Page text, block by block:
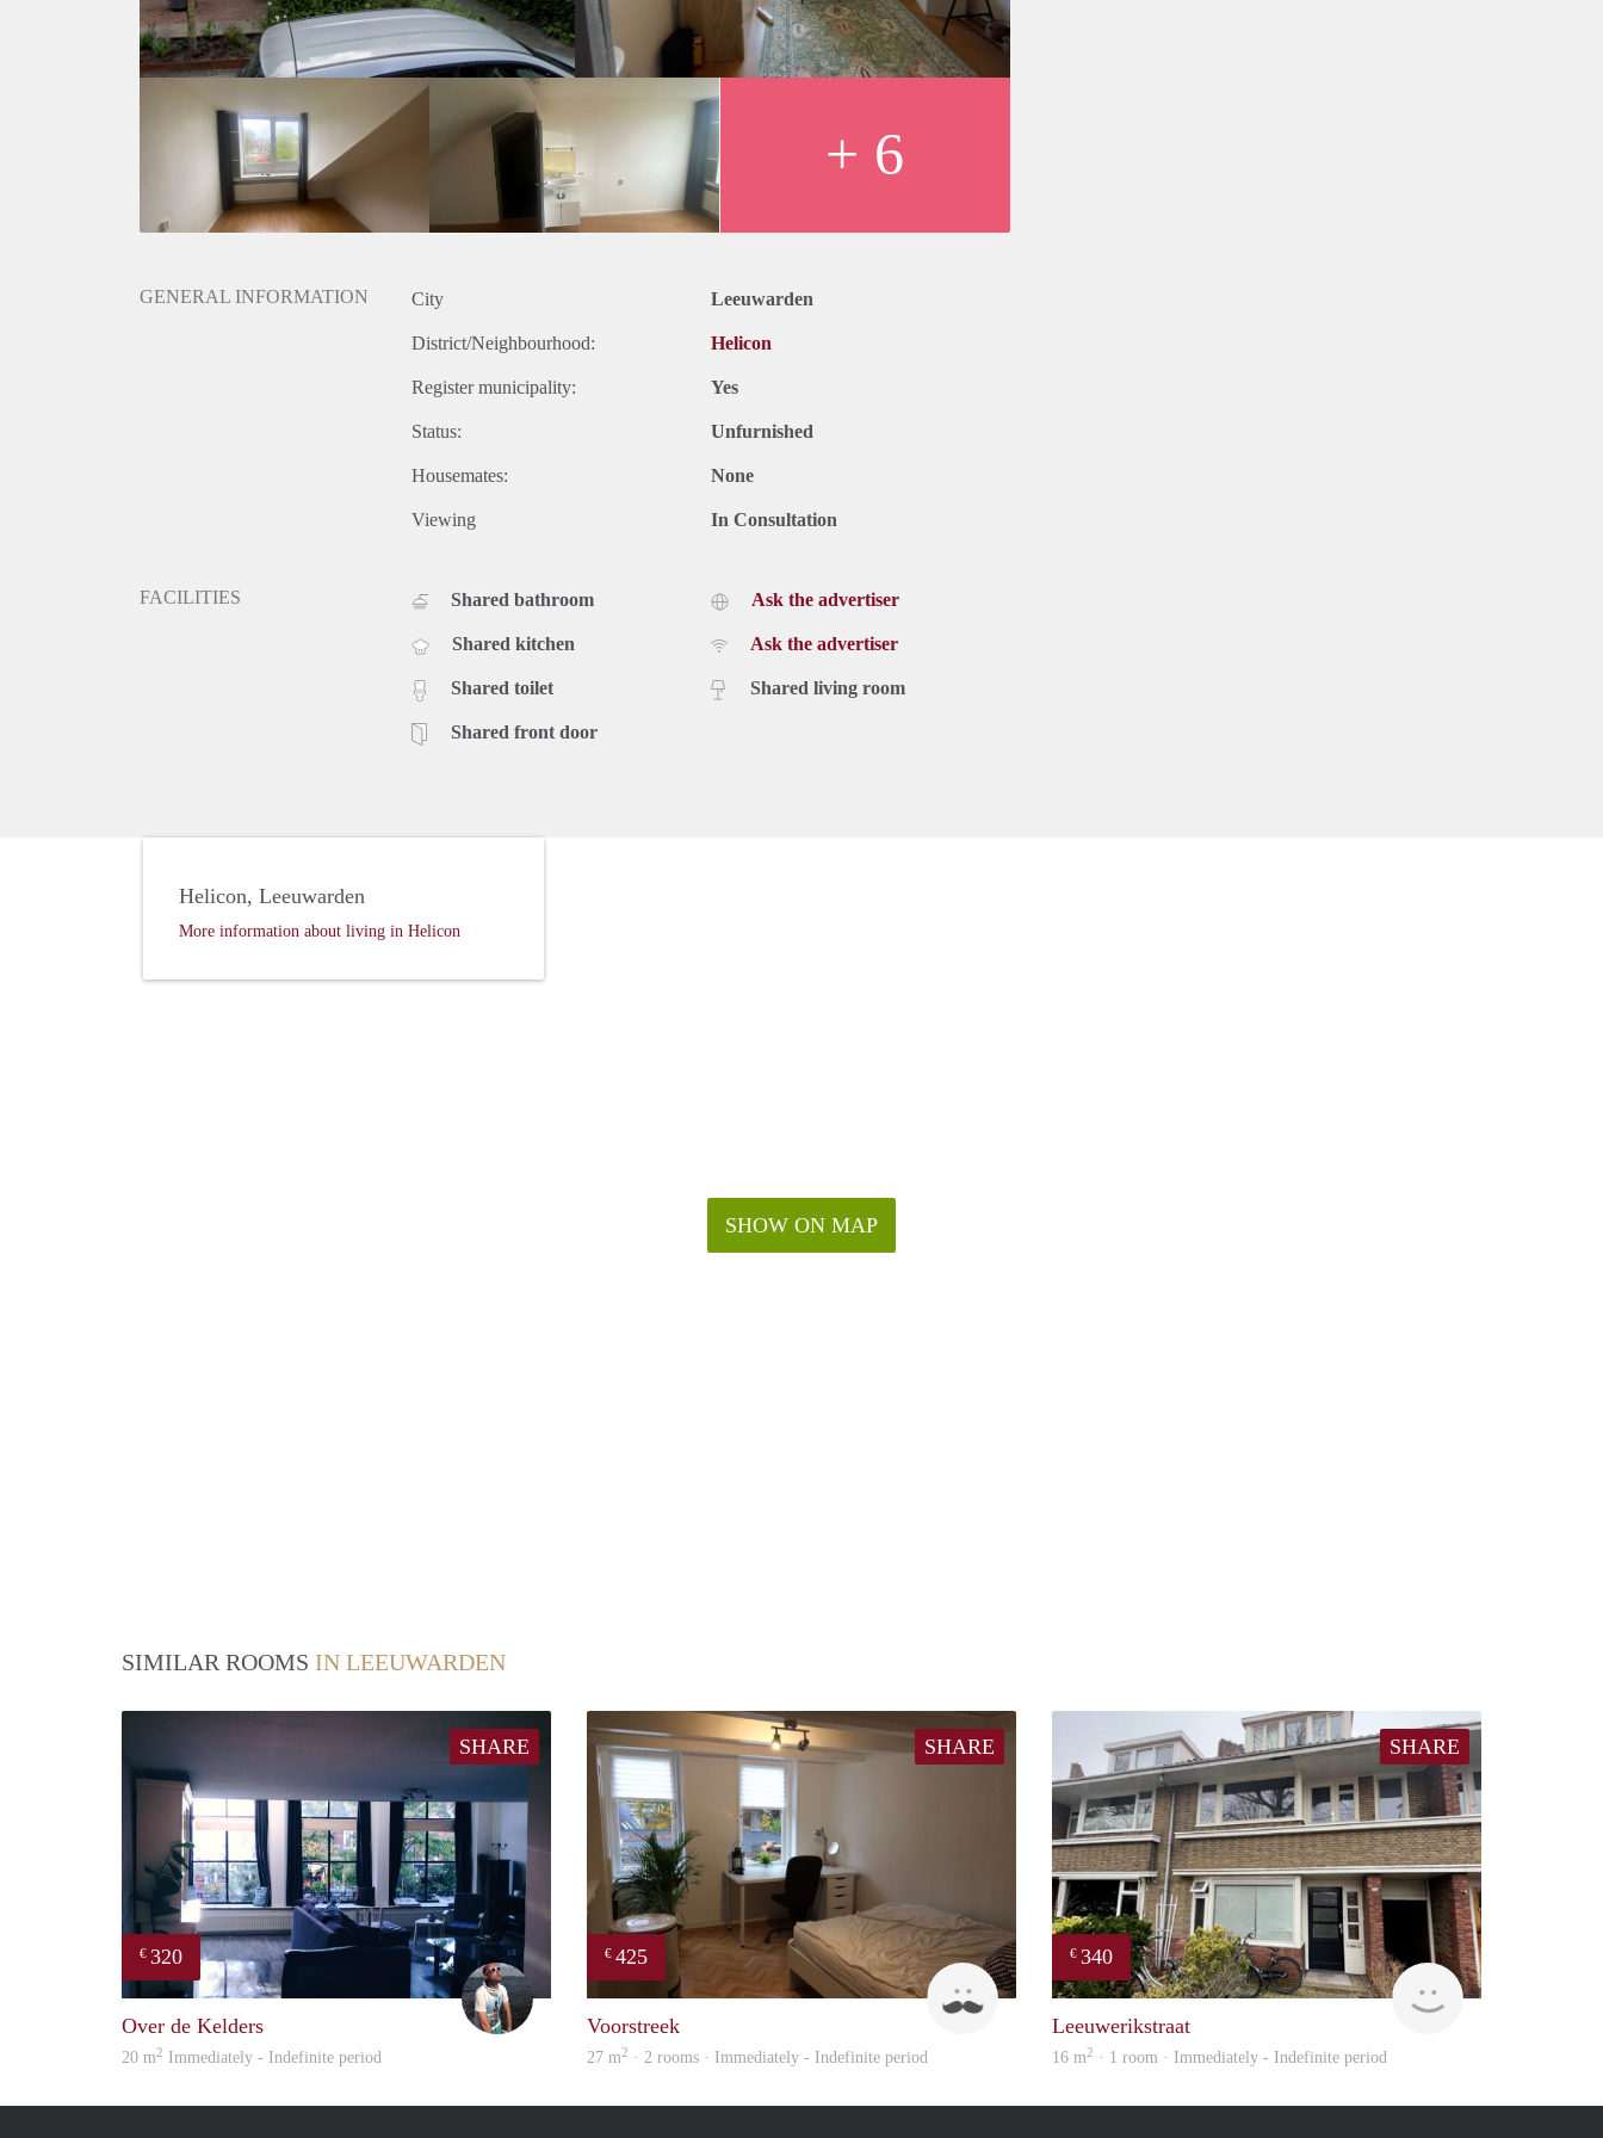
+ 6
GENERAL INFORMATION City Leeuwarden
District/Neighbourhood: Helicon
Register municipality: Yes
Status: Unfurnished
Housemates: None
Viewing In Consultation
FACILITIES Shared bathroom
Shared kitchen
Shared toilet
Shared front door
Ask the advertiser
Ask the advertiser
Shared living room
SHOW ON MAP
Helicon, Leeuwarden
More information about living in Helicon
SIMILAR ROOMS IN LEEUWARDEN
SHARE
€ 320
Sander
Over de Kelders
20 m2 Immediately - Indefinite period
SHARE
€ 425
titu
Voorstreek
27 m2 · 2 rooms · Immediately - Indefinite period
SHARE
€ 340
Reinier
Leeuwerikstraat
16 m2 · 1 room · Immediately - Indefinite period